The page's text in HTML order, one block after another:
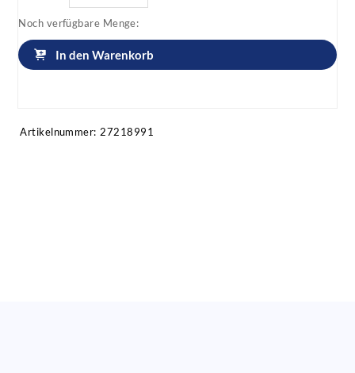
Noch verfügbare Menge:
In den Warenkorb
Artikelnummer: 27218991